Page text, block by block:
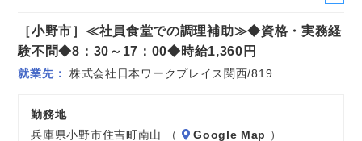
社
［小野市］≪社員食堂での調理補助≫◆資格・実務経
験不問◆8：30～17：00◆時給1,360円
就業先 株式会社日本ワークプレイス関西/819
勤務地
兵庫県小野市住吉町南山 （
Google Map ）